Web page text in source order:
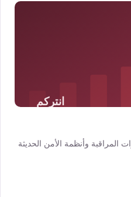
وأنظمة الأمن الحديثة